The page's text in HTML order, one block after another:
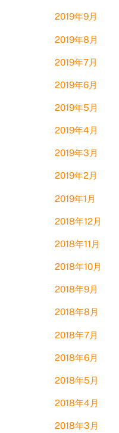
2019年9月
2019年8月
2019年7月
2019年6月
2019年5月
2019年4月
2019年3月
2019年2月
2019年1月
2018年12月
2018年11月
2018年10月
2018年9月
2018年8月
2018年7月
2018年6月
2018年5月
2018年4月
2018年3月